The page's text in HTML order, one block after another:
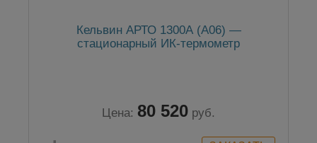
Кельвин АРТО 1300А (А06) —
стационарный ИК-термометр
Цена: 80 520 руб.